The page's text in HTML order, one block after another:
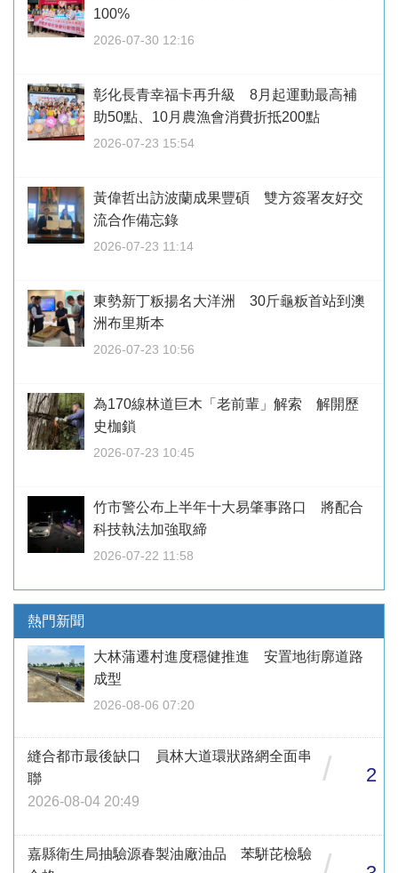
100%
2026-07-30 12:16
彰化長青幸福卡再升級 8月起運動最高補
助50點、10月農漁會消費折抵200點
2026-07-23 15:54
黃偉哲出訪波蘭成果豐碩 雙方簽署友好交
流合作備忘錄
2026-07-23 11:14
東勢新丁粄揚名大洋洲 30斤龜粄首站到澳
洲布里斯本
2026-07-23 10:56
為170線林道巨木「老前輩」解索 解開歷
史枷鎖
2026-07-23 10:45
竹市警公布上半年十大易肇事路口 將配合
科技執法加強取締
2026-07-22 11:58
熱門新聞
大林蒲遷村進度穩健推進 安置地街廓道路
成型
2026-08-06 07:20
縫合都市最後缺口 員林大道環狀路網全面串
聯
2026-08-04 20:49
/ 2
嘉縣衛生局抽驗源春製油廠油品 苯駢芘檢驗